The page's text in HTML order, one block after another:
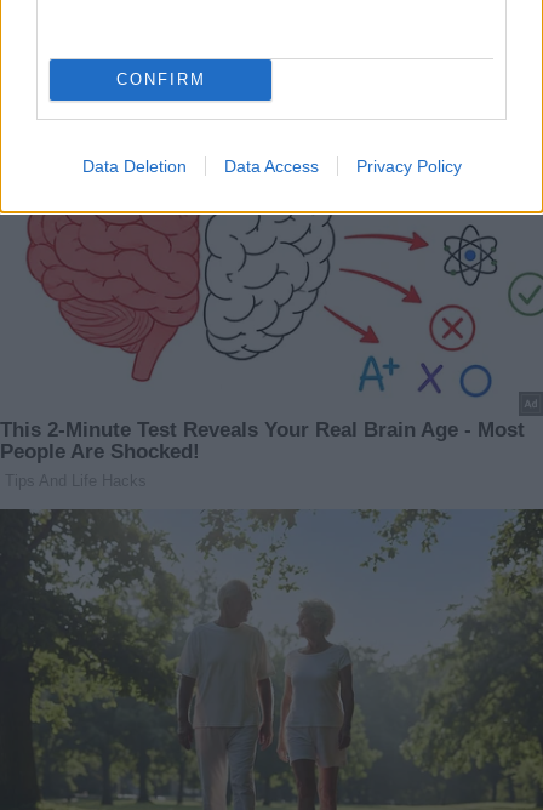
CONFIRM
Data Deletion Data Access Privacy Policy